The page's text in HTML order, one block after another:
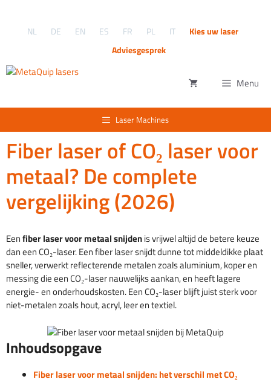
NL DE EN ES FR PL IT
Kies uw laser
Adviesgesprek
Menu
Laser Machines
Fiber laser of CO₂ laser voor
metaal? De complete
vergelijking (2026)
Eenfiber laser voor metaal snijdenis vrijwel altijd de betere keuze
dan een CO₂-laser. Een fiber laser snijdt dunne tot middeldikke plaat
sneller, verwerkt reflecterende metalen zoals aluminium, koper en
messing die een CO₂-laser nauwelijks aankan, en heeft lagere
energie- en onderhoudskosten. Een CO₂-laser blijft juist sterk voor
niet-metalen zoals hout, acryl, leer en textiel.
Inhoudsopgave
Fiber laser voor metaal snijden: het verschil met CO₂